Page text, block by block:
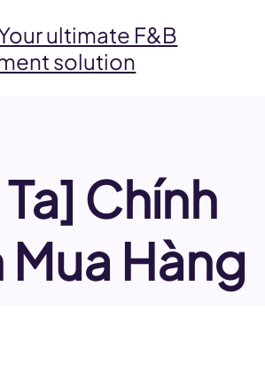
ultimate F&B
solution
Ta] Chính
Mua Hàng